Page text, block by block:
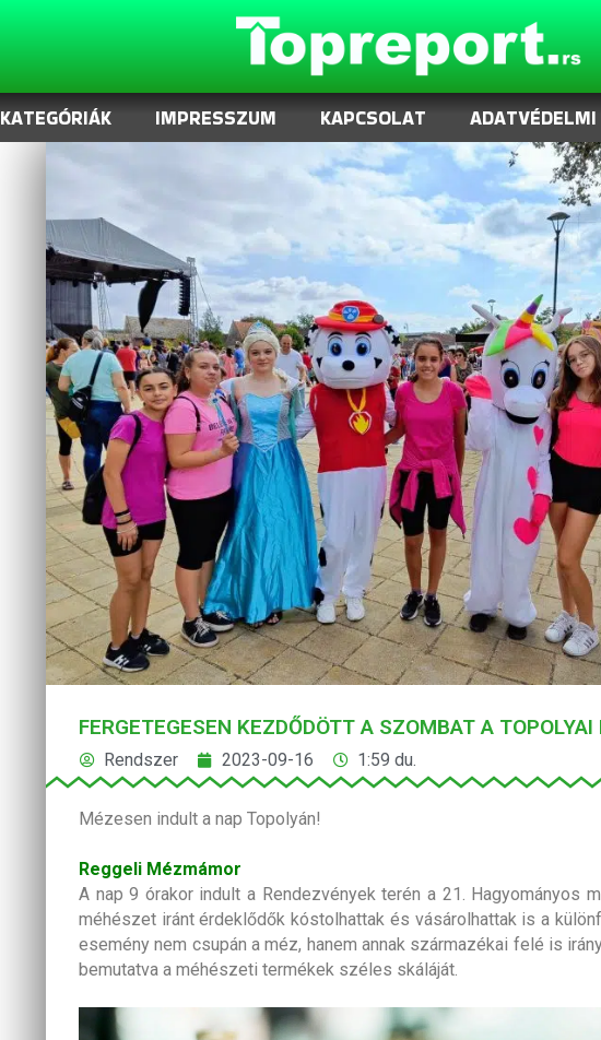
KATEGÓRIÁK IMPRESSZUM KAPCSOLAT
FERGETEGESEN KEZDŐDÖTT A SZOMBAT A TOPOLYAI
Rendszer 2023-09-16 1:59 du.
Mézesen indult a nap Topolyán!
Reggeli Mézmámor
A nap 9 órakor indult a Rendezvények terén a 21. Hagyományos
méhészet iránt érdeklődők kóstolhattak és vásárolhattak is a
esemény nem csupán a méz, hanem annak származékai felé is
bemutatva a méhészeti termékek széles skáláját.